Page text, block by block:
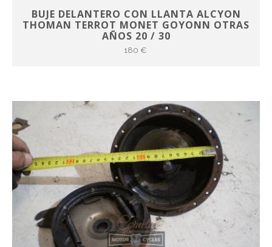
BUJE DELANTERO CON LLANTA ALCYON
THOMAN TERROT MONET GOYONN OTRAS
AÑOS 20 / 30
180 €